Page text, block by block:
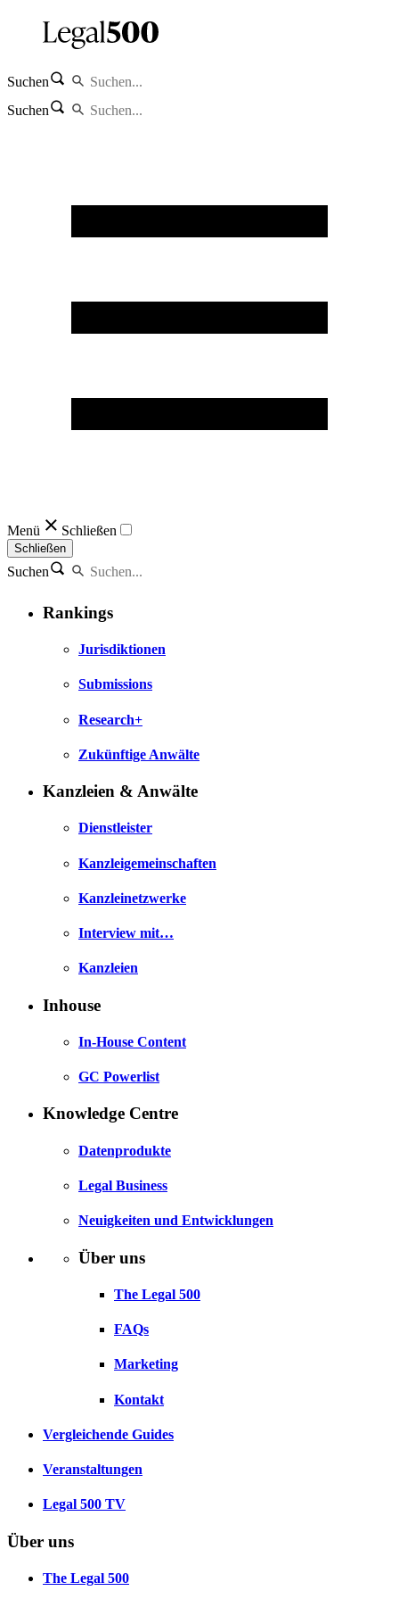
Suchen
Suchen
Menü Schließen
Schließen
Suchen
Rankings
Jurisdiktionen
Submissions
Research+
Zukünftige Anwälte
Kanzleien & Anwälte
Dienstleister
Kanzleigemeinschaften
Kanzleinetzwerke
Interview mit…
Kanzleien
Inhouse
In-House Content
GC Powerlist
Knowledge Centre
Datenprodukte
Legal Business
Neuigkeiten und Entwicklungen
Über uns
The Legal 500
FAQs
Marketing
Kontakt
Vergleichende Guides
Veranstaltungen
Legal 500 TV
Über uns
The Legal 500